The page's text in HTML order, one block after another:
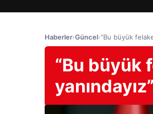
Haberler›Güncel›“Bu büyük
“Bu büyük
yanındayız”